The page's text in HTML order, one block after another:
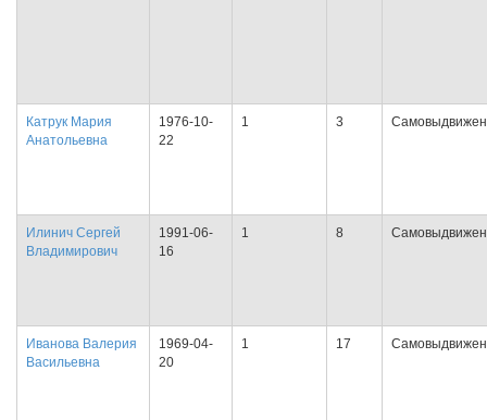
Катрук Мария
Анатольевна
1976-10-
22
1 3
Илинич Сергей
Владимирович
1991-06-
16
1 8
Иванова Валерия
Васильевна
1969-04-
20
1 17